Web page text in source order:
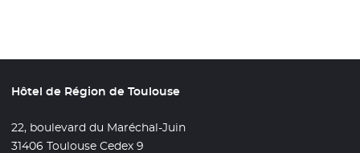
Hôtel de Région de Toulouse
22, boulevard du Maréchal-Juin
31406 Toulouse Cedex 9